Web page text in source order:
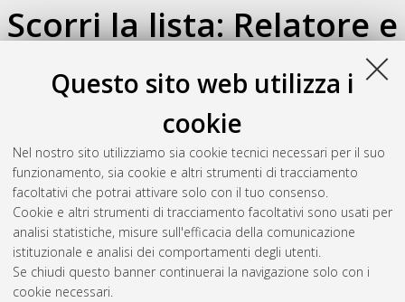
Questo sito web utilizza i
cookie
Nel nostro sito utilizziamo sia cookie tecnici necessari per il suo
funzionamento, sia cookie e altri strumenti di tracciamento
facoltativi che potrai attivare solo con il tuo consenso.
Cookie e altri strumenti di tracciamento facoltativi sono usati per
analisi statistiche, misure sull'efficacia della comunicazione
istituzionale e analisi dei comportamenti degli utenti.
Se chiudi questo banner continuerai la navigazione solo con i
cookie necessari.
Scorri la lista: Relatore e
Correlatore
Seleziona un valore dall'elenco sottostante.
2019(1)
Atom
Rss 1.0
Rss 2.0